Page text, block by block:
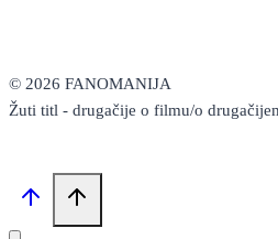
© 2026 FANOMANIJA
Žuti titl - drugačije o filmu/o